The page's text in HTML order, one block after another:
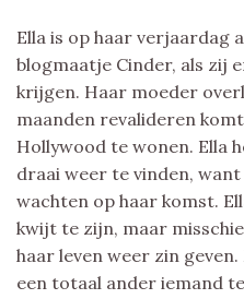
Ella is op haar verjaardag
blogmaatje Cinder, als zij
krijgen. Haar moeder
maanden revalideren
Hollywood te wonen. Ella
draai weer te vinden,
wachten op haar komst.
kwijt te zijn, maar
haar leven weer zin
een totaal ander iemand